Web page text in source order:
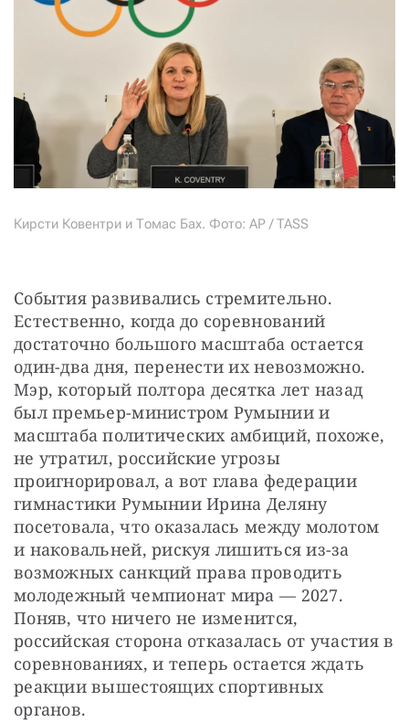
Кирсти Ковентри и Томас Бах. Фото: AP / TASS
События развивались стремительно.
Естественно, когда до соревнований
достаточно большого масштаба остается
один-два дня, перенести их невозможно.
Мэр, который полтора десятка лет назад
был премьер-министром Румынии и
масштаба политических амбиций, похоже,
не утратил, российские угрозы
проигнорировал, а вот глава федерации
гимнастики Румынии Ирина Деляну
посетовала, что оказалась между молотом
и наковальней, рискуя лишиться из-за
возможных санкций права проводить
молодежный чемпионат мира — 2027.
Поняв, что ничего не изменится,
российская сторона отказалась от участия в
соревнованиях, и теперь остается ждать
реакции вышестоящих спортивных
органов.